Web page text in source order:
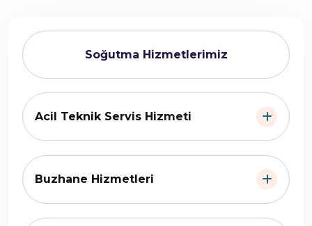
Soğutma Hizmetlerimiz
Acil Teknik Servis Hizmeti
Buzhane Hizmetleri